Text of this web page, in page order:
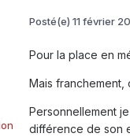
Posté(e) 11 février
Pour la place en
Mais
Personnellement
différence de son